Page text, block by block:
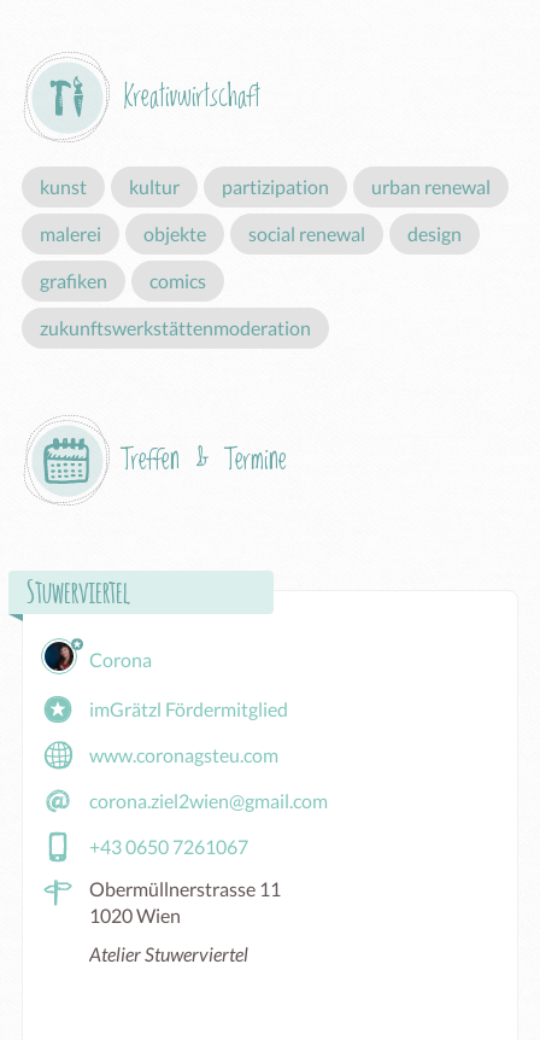
Kreativwirtschaft
kunst kultur partizipation urban renewal
malerei objekte social renewal design
grafiken comics
zukunftswerkstättenmoderation
Treffen & Termine
Stuwerviertel
Corona
imGrätzl Fördermitglied
www.coronagsteu.com
corona.ziel2wien@gmail.com
+43 0650 7261067
Obermüllnerstrasse 11
1020 Wien
Atelier Stuwerviertel